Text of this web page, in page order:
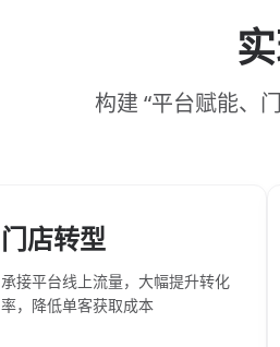
构建 “平台赋能、
门店转型
承接平台线上流量，大幅提升转化
率，降低单客获取成本